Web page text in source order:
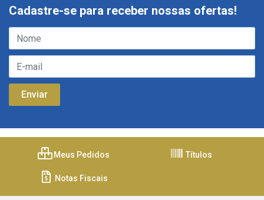
Cadastre-se para receber nossas ofertas!
Meus Pedidos Títulos
Notas Fiscais